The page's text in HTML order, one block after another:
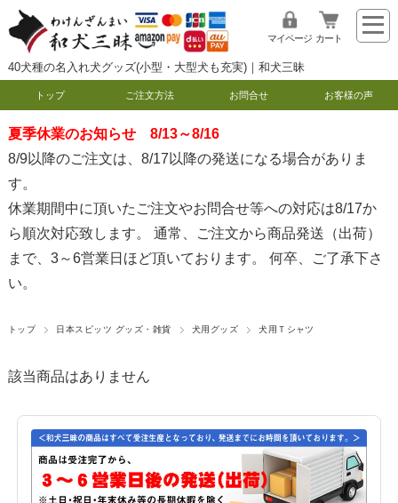
40犬種の名入れ犬グッズ(小型・大型犬も充実)｜和犬三昧
マイページ カート
トップ ご注文方法 お問合せ お客様の声
夏季休業のお知らせ 8/13～8/16
8/9以降のご注文は、8/17以降の発送になる場合がありま
す。
休業期間中に頂いたご注文やお問合せ等への対応は8/17か
ら順次対応致します。 通常、ご注文から商品発送（出荷）
まで、3～6営業日ほど頂いております。 何卒、ご了承下さ
い。
トップ 日本スピッツ グッズ・雑貨 犬用グッズ 犬用Ｔシャツ
該当商品はありません